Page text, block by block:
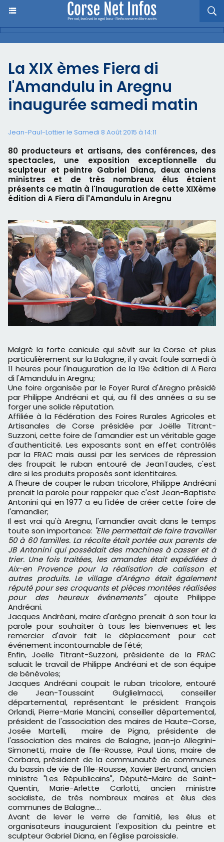
La XIX èmes Fiera di
l'Amandulu in Aregnu
inaugurée samedi matin
Jean-Paul-Lottier le Samedi 8 Août 2015 à 14:11
80 producteurs et artisans, des conférences, des
spectacles, une exposition exceptionnelle du
sculpteur et peintre Gabriel Diana, deux anciens
ministres et de très nombreux élus étaient
présents ce matin à l'Inauguration de cette XIXème
édition di A Fiera di l'Amandulu in Aregnu
Malgré la forte canicule qui sévit sur la Corse et plus
particulièrement sur la Balagne, il y avait foule samedi à
11 heures pour l'inauguration de la 19e édition di A Fiera
di l'Amandulu in Aregnu;
Une foire organisée par le Foyer Rural d'Aregno présidé
par Philippe Andréani et qui, au fil des années a su se
forger une solide réputation.
Affiliée à la Fédération des Foires Rurales Agricoles et
Artisanales de Corse présidée par Joëlle Titrant-
Suzzoni, cette foire de l'amandier est un véritable gage
d'authenticité. Les exposants sont en effet contrôlés
par la FRAC mais aussi par les services de répression
des froupait le ruban entouré de JeanTaudes, c'est
dire si les produits proposés sont identitaires.
A l'heure de couper le ruban tricolore, Philippe Andréani
prenait la parole pour rappeler que c'est Jean-Baptiste
Antonini qui en 1977 a eu l'idée de créer cette foire de
l'amandier;
Il est vrai qu'à Aregnu, l'amandier avait dans le temps
toute son importance: "Elle permettait de faire travailler
50 à 60 familles. La récolte était portée aux parents de
JB Antonini qui possédait des machines à casser et à
trier. Une fois traitées, les amandes était expédiées à
Aix-en Provence pour la réalisation de calisson et
autres produits. Le village d'Arégno était également
réputé pour ses croquants et pièces montées réalisées
pour des heureux événements"ajoute Philippe
Andréani.
Jacques Andréani, maire d'arégno prenait à son tour la
parole pour souhaiter à tous les bienvenues et les
remercier d'avoir fait le déplacement pour cet
événement incontournable de l'été;
Enfin, Joelle Titrant-Suzzoni, présidente de la FRAC
saluait le travail de Philippe Andréani et de son équipe
de bénévoles;
Jacques Andréani coupait le ruban tricolore, entouré
de Jean-Toussaint Gulglielmacci, conseiller
départemental, représentant le président François
Orlandi, Pierre-Marie Mancini, conseiller départemental,
président de l'association des maires de Haute-Corse,
Josée Martelli, maire de Pigna, présidente de
l'association des maires de Balagne, jean-jo Allegrini-
Simonetti, maire de l'Ile-Rousse, Paul Lions, maire de
Corbara, président de la communauté de communes
du bassin de vie de l'Ile-Rousse, Xavier Bertrand, ancien
ministre "Les Républicains", Député-Maire de Saint-
Quentin, Marie-Arlette Carlotti, ancien ministre
socialiste, de très nombreux maires et élus des
communes de Balagne....
Avant de lever le verre de l'amitié, les élus et
organisateurs inauguraient l'exposition du peintre et
sculpteur Gabriel Diana, en l'église paroissiale.